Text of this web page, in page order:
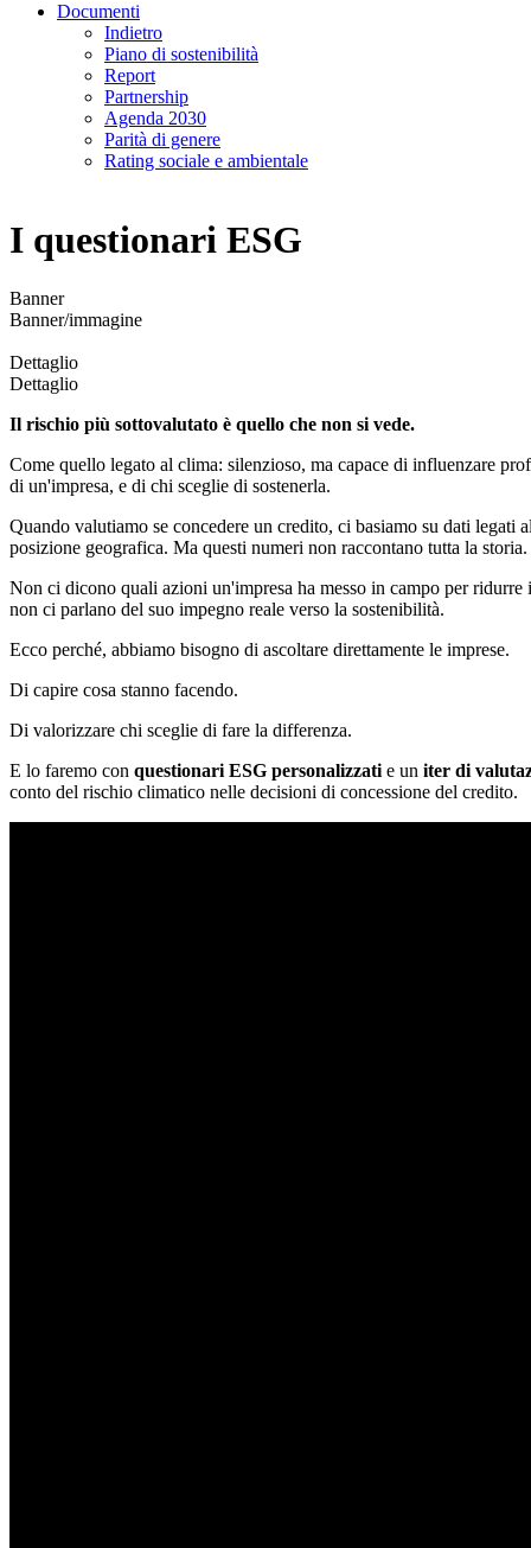
Documenti
Indietro
Piano di sostenibilità
Report
Partnership
Agenda 2030
Parità di genere
Rating sociale e ambientale
I questionari ESG
Banner
Banner/immagine
Dettaglio
Dettaglio
Il rischio più sottovalutato è quello che non si vede.
Come quello legato al clima: silenzioso, ma capace di influenzare
di un'impresa, e di chi sceglie di sostenerla.
Quando valutiamo se concedere un credito, ci basiamo su dati legati
posizione geografica. Ma questi numeri non raccontano tutta la storia.
Non ci dicono quali azioni un'impresa ha messo in campo per
non ci parlano del suo impegno reale verso la sostenibilità.
Ecco perché, abbiamo bisogno di ascoltare direttamente le imprese.
Di capire cosa stanno facendo.
Di valorizzare chi sceglie di fare la differenza.
E lo faremo con questionari ESG personalizzati e un iter di
conto del rischio climatico nelle decisioni di concessione del credito.